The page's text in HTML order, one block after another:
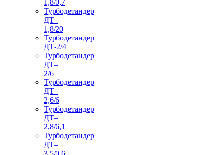
1,8/0,7
Турбодетандер
ДТ–
1,8/20
Турбодетандер
ДТ-2/4
Турбодетандер
ДТ–
2/6
Турбодетандер
ДТ–
2,6/6
Турбодетандер
ДТ–
2,8/6,1
Турбодетандер
ДТ–
3,5/0,6